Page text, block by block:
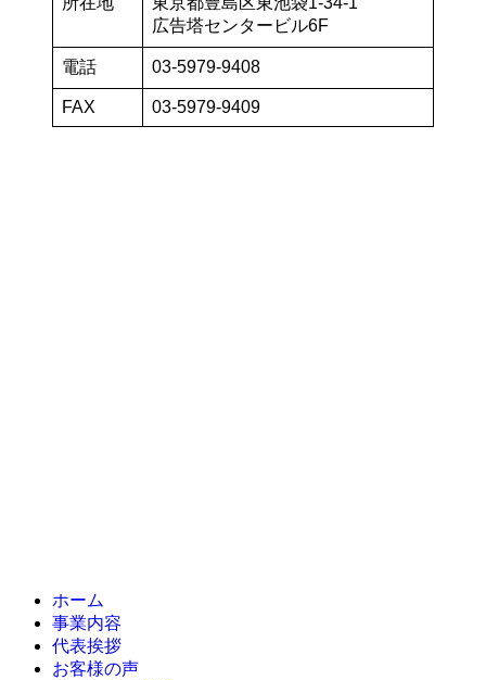
広告塔センタービル6F
電話 03-5979-9408
FAX 03-5979-9409
ホーム
事業内容
代表挨拶
お客様の声